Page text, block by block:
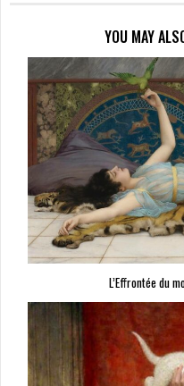
YOU MAY
L’Effrontée du